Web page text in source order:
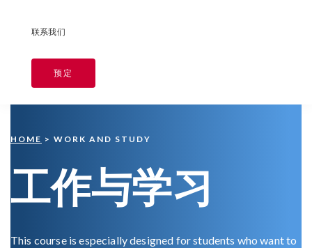
联系我们
预定
HOME > WORK AND STUDY
工作与学习
This course is especially designed for students who want to